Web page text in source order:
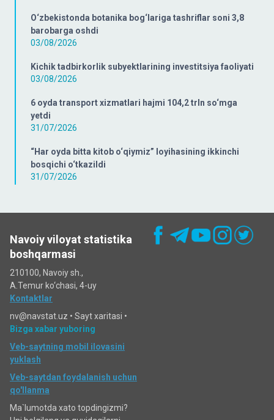
O‘zbekistonda botanika bog‘lariga tashriflar soni 3,8
barobarga oshdi
03/08/2026
Kichik tadbirkorlik subyektlarining investitsiya faoliyati
03/08/2026
6 oyda transport xizmatlari hajmi 104,2 trln so‘mga
yetdi
31/07/2026
“Har oyda bitta kitob o‘qiymiz” loyihasining ikkinchi
bosqichi o‘tkazildi
31/07/2026
Navoiy viloyat statistika
boshqarmasi
210100, Navoiy sh.,
A.Temur ko‘chаsi, 4-uy
Kontaktlar
nv@navstat.uz • Sayt xaritasi •
Bizga xabar yuboring
Veb-saytning mobil ilovasini
yuklash
Veb-saytdan foydalanish uchun
qo'llanma
Ma`lumotda xato topdingizmi?